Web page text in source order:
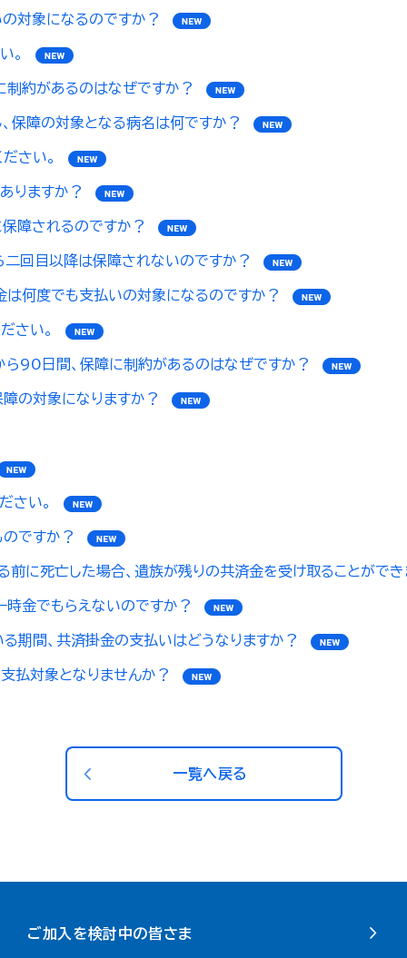
対象になるのですか？
。
約があるのはなぜですか？
保障の対象となる病名は何ですか？
さい。
りますか？
障されるのですか？
回目以降は保障されないのですか？
何度でも支払いの対象になるのですか？
さい。
90日間、保障に制約があるのはなぜですか？
の対象になりますか？
さい。
ですか？
に死亡した場合、遺族が残りの共済金を受け取ることがで
時金でもらえないのですか？
期間、共済掛金の支払いはどうなりますか？
払対象となりませんか？
一覧へ戻る
ご加入を検討中の皆さま